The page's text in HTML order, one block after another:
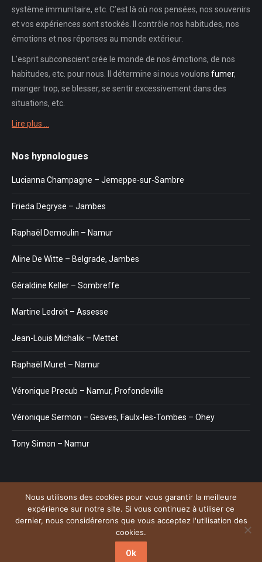
système immunitaire, etc. C’est là où nos pensées, nos souvenirs
et vos expériences sont stockés. Il contrôle nos habitudes, nos
émotions et nos réponses au monde extérieur.
L’esprit subconscient crée le monde de nos émotions, de nos
habitudes, etc. pour nous. Il détermine si nous voulons fumer,
manger trop, se blesser, se sentir excessivement dans des
situations, etc.
Lire plus …
Nos hypnologues
Lucianna Champagne – Jemeppe-sur-Sambre
Frieda Degryse – Jambes
Raphaël Demoulin – Namur
Aline De Witte – Belgrade, Jambes
Géraldine Keller – Sombreffe
Martine Ledroit – Assesse
Jean-Louis Michalik – Mettet
Raphaël Muret – Namur
Véronique Precub – Namur, Profondeville
Véronique Sermon – Gesves, Faulx-les-Tombes – Ohey
Tony Simon – Namur
Menu
Copyright © 2026Plateforme de l'Hypnose de la province de Namur.
Tous droits réservés. Powered byPrivium – Des services qui
soutiennent vos soins. Pour psychologues, psychotherapeutes et
hypnotherapeutes.
Nous utilisons des cookies pour vous garantir la meilleure
expérience sur notre site. Si vous continuez à utiliser ce
dernier, nous considérerons que vous acceptez l'utilisation des
cookies.
Ok